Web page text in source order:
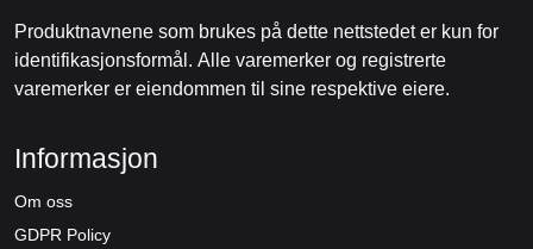
Produktnavnene som brukes på dette nettstedet er kun for
identifikasjonsformål. Alle varemerker og registrerte
varemerker er eiendommen til sine respektive eiere.
Informasjon
Om oss
GDPR Policy